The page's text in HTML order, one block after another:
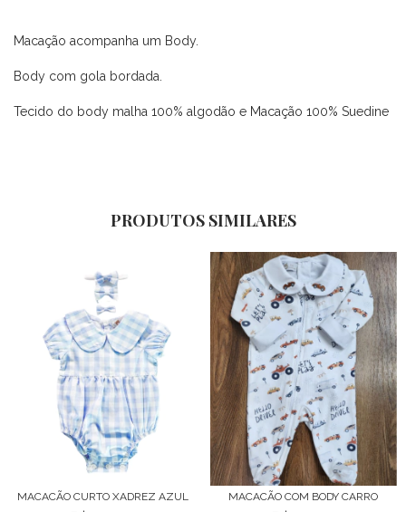
Macação acompanha um Body.
Body com gola bordada.
Tecido do body malha 100% algodão e Macação 100% Suedine
PRODUTOS SIMILARES
MACACÃO CURTO XADREZ AZUL MACACÃO COM BODY CARRO